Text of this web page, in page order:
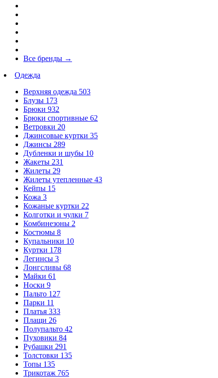
Все бренды →
Одежда
Верхняя одежда 503
Блузы 173
Брюки 932
Брюки спортивные 62
Ветровки 20
Джинсовые куртки 35
Джинсы 289
Дубленки и шубы 10
Жакеты 231
Жилеты 29
Жилеты утепленные 43
Кейпы 15
Кожа 3
Кожаные куртки 22
Колготки и чулки 7
Комбинезоны 2
Костюмы 8
Купальники 10
Куртки 178
Легинсы 3
Лонгсливы 68
Майки 61
Носки 9
Пальто 127
Парки 11
Платья 333
Плащи 26
Полупальто 42
Пуховики 84
Рубашки 291
Толстовки 135
Топы 135
Трикотаж 765